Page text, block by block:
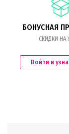
БОНУСНАЯ
СКИДКИ НА
Войти и